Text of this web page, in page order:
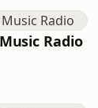
Radio